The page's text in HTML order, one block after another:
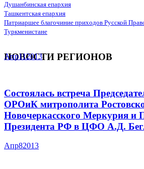
Душанбинская епархия
Ташкентская епархия
Патриаршее благочиние приходов Русской
Туркменистане
НОВОСТИ РЕГИОНОВ
Апр112013
Состоялась встреча
ОРОиК митрополита
Новочеркасского Меркурия и
Президента РФ в ЦФО А.Д.
Апр82013